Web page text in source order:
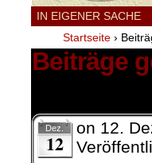
IN EIGENER SACHE
Startseite ›
Beiträge
Dez.
12
on 12.